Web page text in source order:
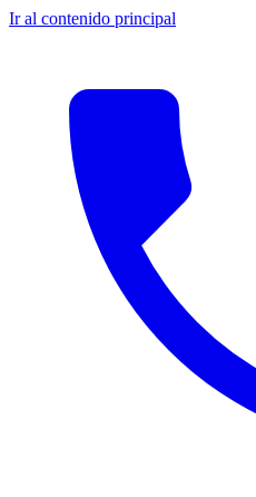
Ir al contenido principal